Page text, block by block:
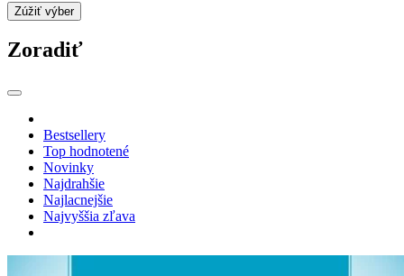
Zúžiť výber
Zoradiť
Bestsellery
Top hodnotené
Novinky
Najdrahšie
Najlacnejšie
Najvyššia zľava